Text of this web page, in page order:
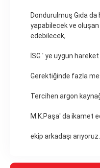
Dondurulmuş Gıda da
yapabilecek ve
edebilecek,
İSG ' ye uygun
Gerektiğinde fazla
Tercihen argon
M.K.Paşa' da ikamet
ekip arkadaşı arıyoruz.